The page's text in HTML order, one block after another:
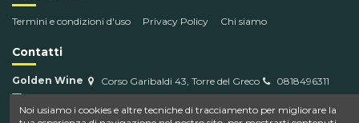
Termini e condizioni d'uso Privacy Policy Chi siamo
Contatti
Golden Wine Corso Garibaldi 43, Torre del Greco
0818496311
info@goldenwine.com
Noi usiamo i cookies e altre tecniche di tracciamento per migliorare la